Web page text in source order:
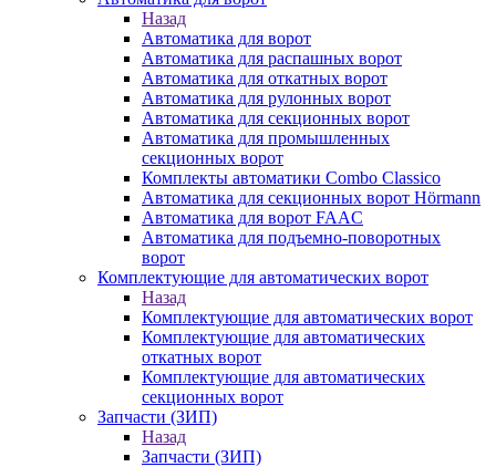
Назад
Автоматика для ворот
Автоматика для распашных ворот
Автоматика для откатных ворот
Автоматика для рулонных ворот
Автоматика для секционных ворот
Автоматика для промышленных
секционных ворот
Комплекты автоматики Combo Classico
Автоматика для секционных ворот Hörmann
Автоматика для ворот FAAC
Автоматика для подъемно-поворотных
ворот
Комплектующие для автоматических ворот
Назад
Комплектующие для автоматических ворот
Комплектующие для автоматических
откатных ворот
Комплектующие для автоматических
секционных ворот
Запчасти (ЗИП)
Назад
Запчасти (ЗИП)